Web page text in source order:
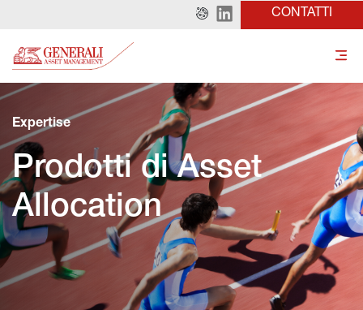
CONTATTI
Expertise
Prodotti di Asset
Allocation